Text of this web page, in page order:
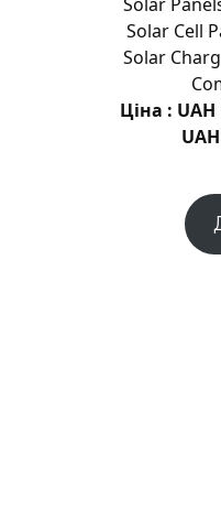
ж
Solar Cell
Solar
Ціна :